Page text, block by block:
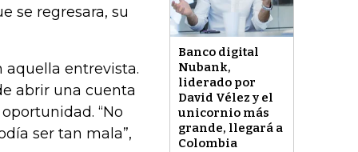
Banco digital
Nubank,
liderado por
David Vélez y el
unicornio más
grande, llegará a
Colombia
se regresara, su
aquella entrevista.
abrir una cuenta
“No
ser tan mala”,